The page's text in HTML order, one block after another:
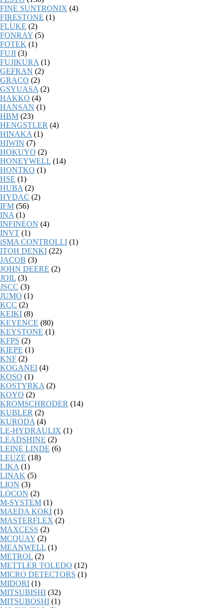
FINE SUNTRONIX (4)
FIRESTONE (1)
FLUKE (2)
FONRAY (5)
FOTEK (1)
FUJI (3)
FUJIKURA (1)
GEFRAN (2)
GRACO (2)
GSYUASA (2)
HAKKO (4)
HANSAN (1)
HBM (23)
HENGSTLER (4)
HINAKA (1)
HIWIN (7)
HOKUYO (2)
HONEYWELL (14)
HONTKO (1)
HSE (1)
HUBA (2)
HYDAC (2)
IFM (56)
INA (1)
INFINEON (4)
INVT (1)
iSMA CONTROLLI (1)
ITOH DENKI (22)
JACOB (3)
JOHN DEERE (2)
JOIL (3)
JSCC (3)
JUMO (1)
KCC (2)
KEIKI (8)
KEYENCE (80)
KEYSTONE (1)
KFPS (2)
KIEPE (1)
KNF (2)
KOGANEI (4)
KOSO (1)
KOSTYRKA (2)
KOYO (2)
KROMSCHRODER (14)
KUBLER (2)
KURODA (4)
LE-HYDRAULIX (1)
LEADSHINE (2)
LEINE LINDE (6)
LEUZE (18)
LIKA (1)
LINAK (5)
LION (3)
LOCON (2)
M-SYSTEM (1)
MAEDA KOKI (1)
MASTERFLEX (2)
MAXCESS (2)
MCQUAY (2)
MEANWELL (1)
METROL (2)
METTLER TOLEDO (12)
MICRO DETECTORS (1)
MIDORI (1)
MITSUBISHI (32)
MITSUBOSHI (1)